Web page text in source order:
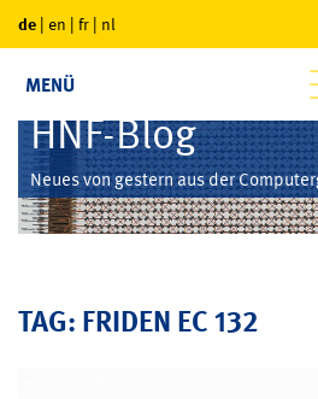
de | en | fr | nl
MENÜ
HNF-Blog
Neues von gestern aus der
TAG: FRIDEN EC 132